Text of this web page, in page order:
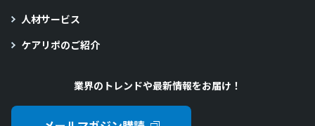
人材サービス
ケアリポのご紹介
業界のトレンドや最新情報をお届け！